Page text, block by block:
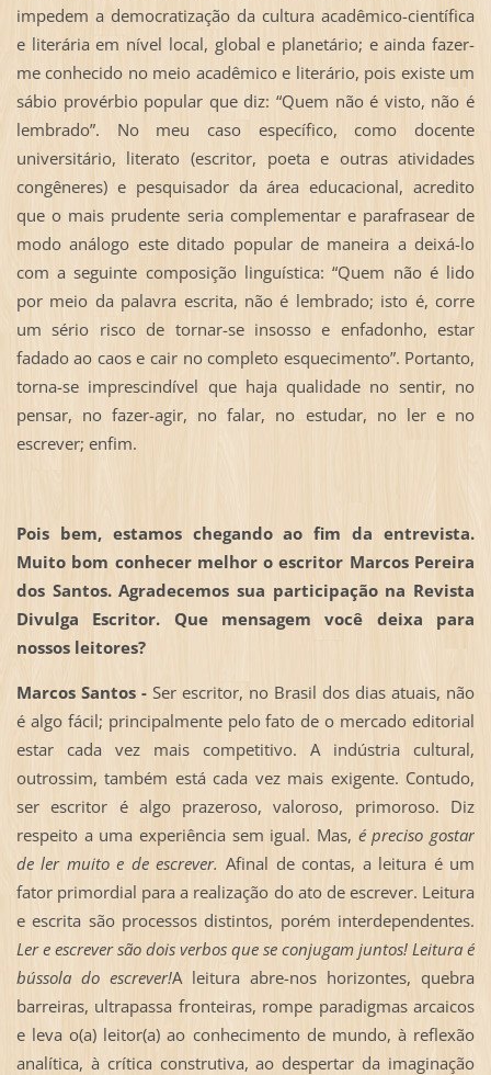
impedem a democratização da cultura acadêmico-científica
e literária em nível local, global e planetário; e ainda fazer-
me conhecido no meio acadêmico e literário, pois existe um
sábio provérbio popular que diz: “Quem não é visto, não é
lembrado”. No meu caso específico, como docente
universitário, literato (escritor, poeta e outras atividades
congêneres) e pesquisador da área educacional, acredito
que o mais prudente seria complementar e parafrasear de
modo análogo este ditado popular de maneira a deixá-lo
com a seguinte composição linguística: “Quem não é lido
por meio da palavra escrita, não é lembrado; isto é, corre
um sério risco de tornar-se insosso e enfadonho, estar
fadado ao caos e cair no completo esquecimento”. Portanto,
torna-se imprescindível que haja qualidade no sentir, no
pensar, no fazer-agir, no falar, no estudar, no ler e no
escrever; enfim.
Pois bem, estamos chegando ao fim da entrevista.
Muito bom conhecer melhor o escritor Marcos Pereira
dos Santos. Agradecemos sua participação na Revista
Divulga Escritor. Que mensagem você deixa para
nossos leitores?
Marcos Santos - Ser escritor, no Brasil dos dias atuais, não
é algo fácil; principalmente pelo fato de o mercado editorial
estar cada vez mais competitivo. A indústria cultural,
outrossim, também está cada vez mais exigente. Contudo,
ser escritor é algo prazeroso, valoroso, primoroso. Diz
respeito a uma experiência sem igual. Mas, é preciso gostar
de ler muito e de escrever. Afinal de contas, a leitura é um
fator primordial para a realização do ato de escrever. Leitura
e escrita são processos distintos, porém interdependentes.
Ler e escrever são dois verbos que se conjugam juntos! Leitura é
bússola do escrever!A leitura abre-nos horizontes, quebra
barreiras, ultrapassa fronteiras, rompe paradigmas arcaicos
e leva o(a) leitor(a) ao conhecimento de mundo, à reflexão
analítica, à crítica construtiva, ao despertar da imaginação